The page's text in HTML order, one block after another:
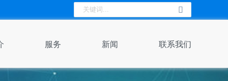
服务 新闻 联系我们